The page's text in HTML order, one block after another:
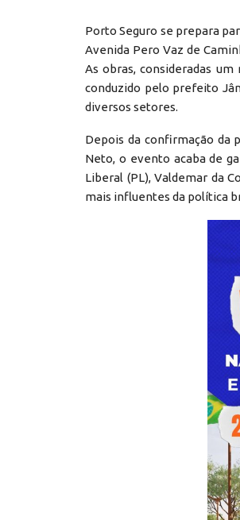
Porto Seguro se prepara
Avenida Pero Vaz de
As obras, consideradas
conduzido pelo prefeito
diversos setores.
Depois da confirmação da
Neto, o evento acaba de
Liberal (PL), Valdemar da
mais influentes da política